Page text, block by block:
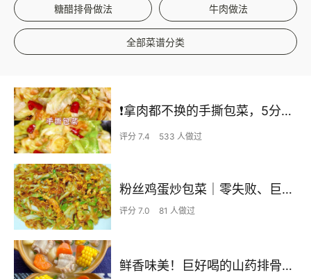
糖醋排骨做法 牛肉做法
全部菜谱分类
❗拿肉都不换的手撕包菜，5分钟快手家常菜🔥
评分 7.4 533 人做过
粉丝鸡蛋炒包菜｜零失败、巨下饭
评分 7.0 81 人做过
鲜香味美！巨好喝的山药排骨汤！！